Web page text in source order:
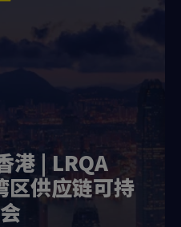
港 | LRQA
供应链可持